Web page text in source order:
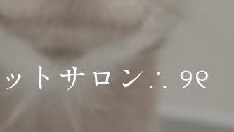
小型犬
トサロン∴ ୨୧